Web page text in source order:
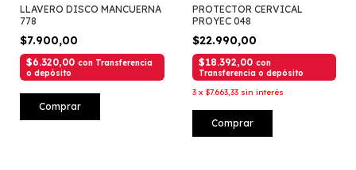
LLAVERO DISCO MANCUERNA
778
$7.900,00
$6.320,00 con Transferencia
o depósito
Comprar
PROTECTOR CERVICAL
PROYEC 048
$22.990,00
$18.392,00 con
Transferencia o depósito
3 x $7.663,33 sin interés
Comprar